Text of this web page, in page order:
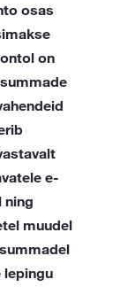
osas
on
e-
ning
muudel
lepingu